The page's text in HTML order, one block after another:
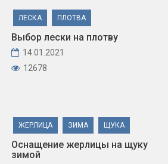
ЛЕСКА ПЛОТВА
Выбор лески на плотву
14.01.2021
12678
ЖЕРЛИЦА ЗИМА ЩУКА
Оснащение жерлицы на щуку
зимой